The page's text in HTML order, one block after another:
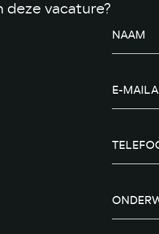
deze vacature?